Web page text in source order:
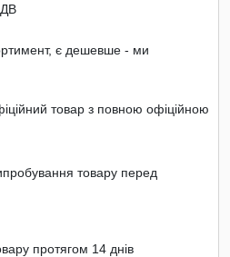
є дешевше - ми
товар з повною офіційною
товару перед
протягом 14 днів